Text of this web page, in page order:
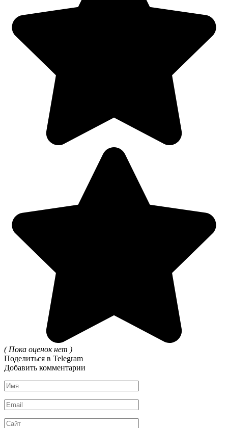
( Пока оценок нет )
Поделиться в Telegram
Добавить комментарии
Имя
*
Email
*
Сайт